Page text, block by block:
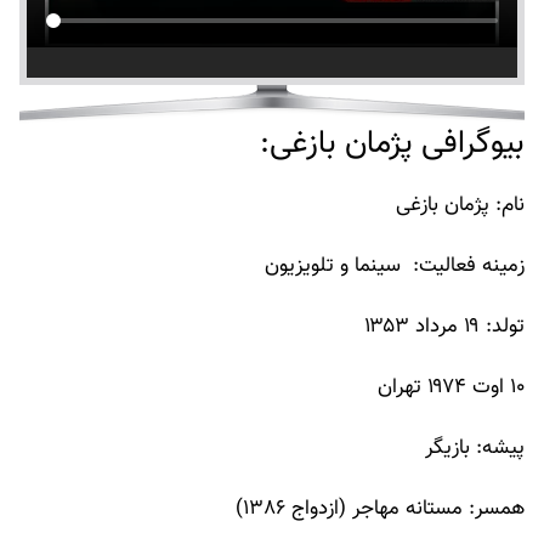
بیوگرافی پژمان بازغی:
نام: پژمان بازغی
زمینه فعالیت: سینما و تلویزیون
تولد: ۱۹ مرداد ۱۳۵۳
۱۰ اوت ۱۹۷۴ ‌تهران
پیشه: بازیگر
همسر: مستانه مهاجر (ازدواج ١٣٨۶)